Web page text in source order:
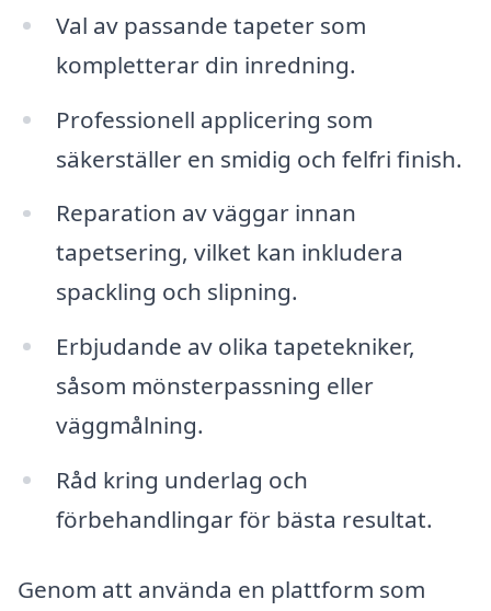
Val av passande tapeter som
kompletterar din inredning.
Professionell applicering som
säkerställer en smidig och felfri finish.
Reparation av väggar innan
tapetsering, vilket kan inkludera
spackling och slipning.
Erbjudande av olika tapetekniker,
såsom mönsterpassning eller
väggmålning.
Råd kring underlag och
förbehandlingar för bästa resultat.
Genom att använda en plattform som